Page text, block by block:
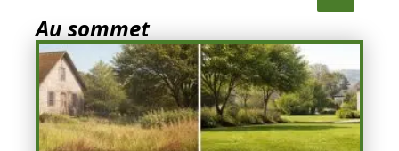
Au sommet